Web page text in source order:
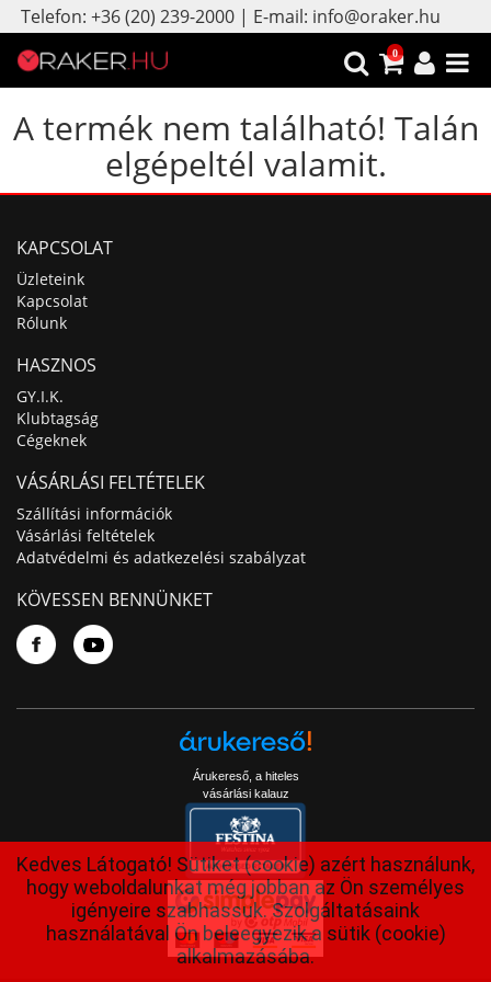
Telefon: +36 (20) 239-2000 | E-mail: info@oraker.hu
0
A termék nem található! Talán
elgépeltél valamit.
KAPCSOLAT
Üzleteink
Kapcsolat
Rólunk
HASZNOS
GY.I.K.
Klubtagság
Cégeknek
VÁSÁRLÁSI FELTÉTELEK
Szállítási információk
Vásárlási feltételek
Adatvédelmi és adatkezelési szabályzat
KÖVESSEN BENNÜNKET
Árukereső, a hiteles
vásárlási kalauz
Kedves Látogató! Sütiket (cookie) azért használunk,
hogy weboldalunkat még jobban az Ön személyes
igényeire szabhassuk. Szolgáltatásaink
használatával Ön beleegyezik a sütik (cookie)
alkalmazásába.